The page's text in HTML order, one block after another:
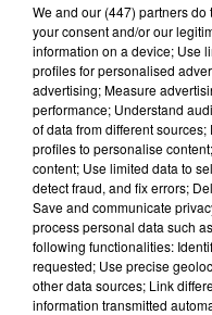
5 août
le
4 août
Josh
We and our (447) partnersdo
your consent and/or our
information on a device; Use
profiles for personalised
advertising; Measure
performance; Understand
of data from different
profiles to personalise
content; Use limited data to
detect fraud, and fix errors;
Save and communicate
process personal data such
following functionalities:
requested; Use precise
other data sources; Link
information transmitted